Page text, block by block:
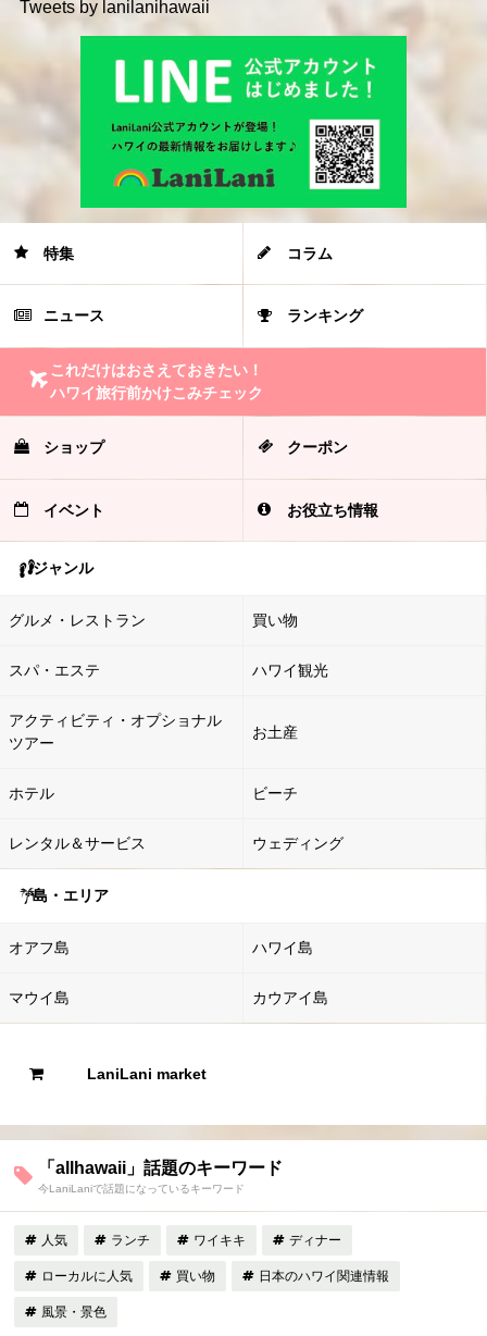
Tweets by lanilanihawaii
特集 コラム
ニュース ランキング
これだけはおさえておきたい！
ハワイ旅行前かけこみチェック
ショップ クーポン
イベント お役立ち情報
ジャンル
グルメ・レストラン 買い物
スパ・エステ ハワイ観光
アクティビティ・オプショナル
ツアー
お土産
ホテル ビーチ
レンタル＆サービス ウェディング
島・エリア
オアフ島 ハワイ島
マウイ島 カウアイ島
LaniLani market
「allhawaii」話題のキーワード
今LaniLaniで話題になっているキーワード
人気 ランチ ワイキキ ディナー
ローカルに人気 買い物 日本のハワイ関連情報
風景・景色